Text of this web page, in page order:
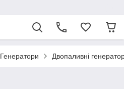
Генератори Двопаливні